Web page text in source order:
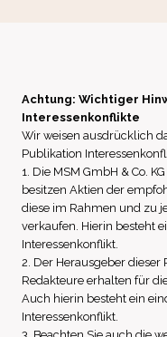
Achtung: Wichtiger
Interessenkonflikte
Wir weisen ausdrücklich
Publikation
1. Die MSM GmbH & Co.
besitzen Aktien der
diese im Rahmen und zu
verkaufen. Hierin besteht
Interessenkonflikt.
2. Der Herausgeber
Redakteure erhalten für
Auch hierin besteht ein
Interessenkonflikt.